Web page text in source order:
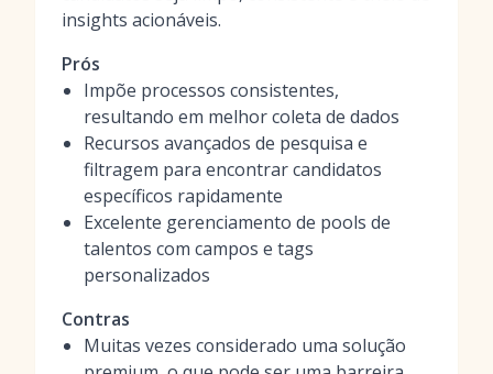
insights acionáveis.
Prós
Impõe processos consistentes,
resultando em melhor coleta de dados
Recursos avançados de pesquisa e
filtragem para encontrar candidatos
específicos rapidamente
Excelente gerenciamento de pools de
talentos com campos e tags
personalizados
Contras
Muitas vezes considerado uma solução